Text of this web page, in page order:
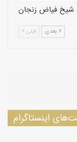
فیاض زنجان
قبلی
اینستاگرام